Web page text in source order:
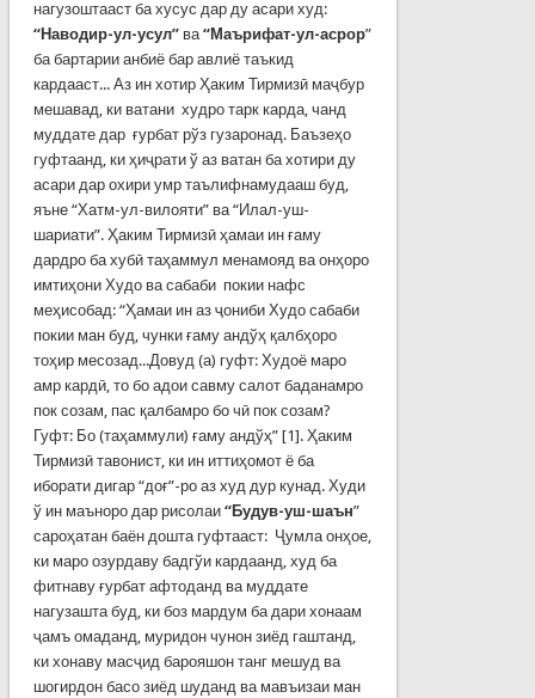
нагузоштааст ба хусус дар ду асари худ:
“Наводир-ул-усул” ва“Маърифат-ул-асрор”
ба бартарии анбиё бар авлиё таъкид
кардааст... Аз ин хотир Ҳаким Тирмизӣ маҷбур
мешавад, ки ватани худро тарк карда, чанд
муддате дар ғурбат рўз гузаронад. Баъзеҳо
гуфтаанд, ки ҳиҷрати ў аз ватан ба хотири ду
асари дар охири умр таълифнамудааш буд,
яъне “Хатм-ул-вилояти” ва “Илал-уш-
шариати”. Ҳаким Тирмизӣ ҳамаи ин ғаму
дардро ба хубӣ таҳаммул менамояд ва онҳоро
имтиҳони Худо ва сабаби покии нафс
меҳисобад: “Ҳамаи ин аз ҷониби Худо сабаби
покии ман буд, чунки ғаму андўҳ қалбҳоро
тоҳир месозад...Довуд (а) гуфт: Худоё маро
амр кардӣ, то бо адои савму салот баданамро
пок созам, пас қалбамро бо чӣ пок созам?
Гуфт: Бо (таҳаммули) ғаму андўҳ” [1]. Ҳаким
Тирмизӣ тавонист, ки ин иттиҳомот ё ба
иборати дигар “доғ”-ро аз худ дур кунад. Худи
ў ин маъноро дар рисолаи “Будув-уш-шаън”
сароҳатан баён дошта гуфтааст: Ҷумла онҳое,
ки маро озурдаву бадгўи кардаанд, худ ба
фитнаву ғурбат афтоданд ва муддате
нагузашта буд, ки боз мардум ба дари хонаам
ҷамъ омаданд, муридон чунон зиёд гаштанд,
ки хонаву масҷид барояшон танг мешуд ва
шогирдон басо зиёд шуданд ва мавъизаи ман